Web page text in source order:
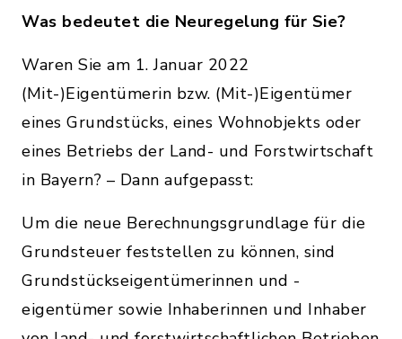
Was bedeutet die Neuregelung für Sie?
Waren Sie am 1. Januar 2022
(Mit-)Eigentümerin bzw. (Mit-)Eigentümer
eines Grundstücks, eines Wohnobjekts oder
eines Betriebs der Land- und Forstwirtschaft
in Bayern? – Dann aufgepasst:
Um die neue Berechnungsgrundlage für die
Grundsteuer feststellen zu können, sind
Grundstückseigentümerinnen und -
eigentümer sowie Inhaberinnen und Inhaber